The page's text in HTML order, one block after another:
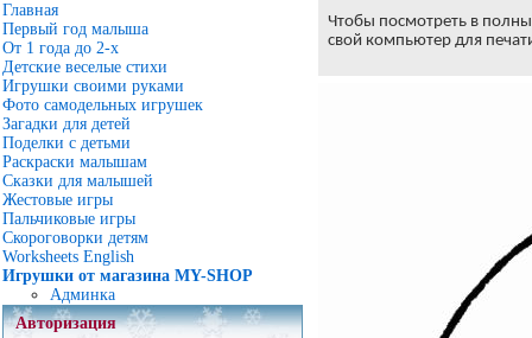
Главная
Первый год малыша
От 1 года до 2-х
Детские веселые стихи
Игрушки своими руками
Фото самодельных игрушек
Загадки для детей
Поделки с детьми
Раскраски малышам
Сказки для малышей
Жестовые игры
Пальчиковые игры
Скороговорки детям
Worksheets English
Игрушки от магазина MY-SHOP
Админка
Авторизация
Чтобы посмотреть в
свой компьютер для